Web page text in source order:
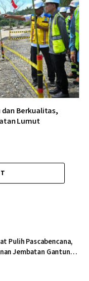
Berkualitas,
Lumut
Pulih Pascabencana,
Jembatan Gantung